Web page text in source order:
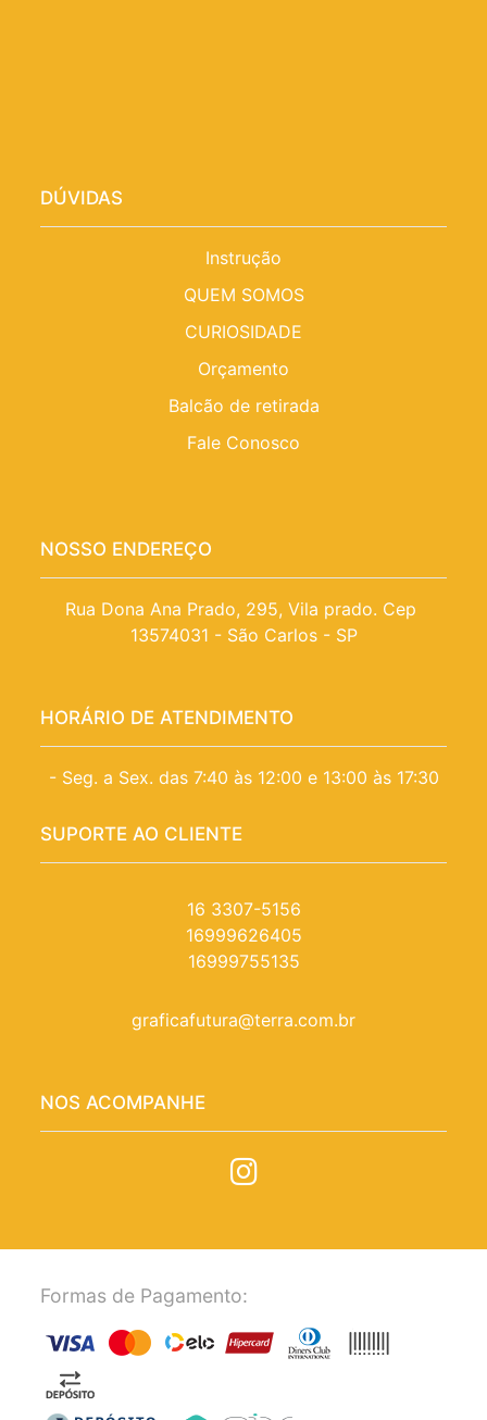
DÚVIDAS
Instrução
QUEM SOMOS
CURIOSIDADE
Orçamento
Balcão de retirada
Fale Conosco
NOSSO ENDEREÇO
Rua Dona Ana Prado, 295, Vila prado. Cep
13574031 - São Carlos - SP
HORÁRIO DE ATENDIMENTO
- Seg. a Sex. das 7:40 às 12:00 e 13:00 às 17:30
SUPORTE AO CLIENTE
16 3307-5156
16999626405
16999755135
graficafutura@terra.com.br
NOS ACOMPANHE
Formas de Pagamento: